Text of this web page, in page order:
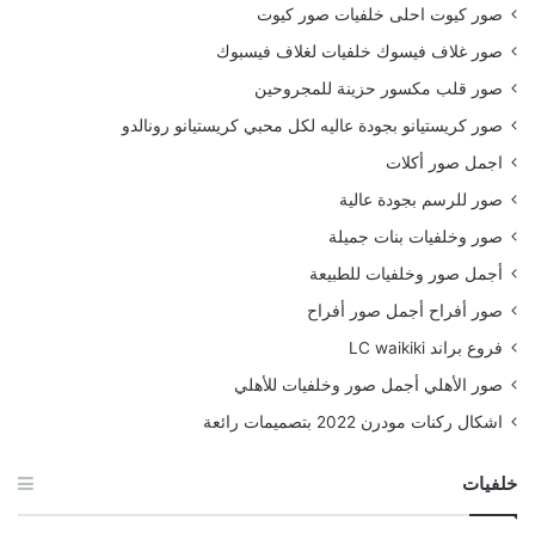
صور كيوت احلى خلفيات صور كيوت
صور غلاف فيسوك خلفيات لغلاف فيسبوك
صور قلب مكسور حزينة للمجروحين
صور كريستيانو بجودة عاليه لكل محبي كريستيانو رونالدو
اجمل صور أكلات
صور للرسم بجودة عالية
صور وخلفيات بنات جميلة
أجمل صور وخلفيات للطبيعة
صور أفراح أجمل صور أفراح
فروع براند LC waikiki
صور الأهلي أجمل صور وخلفيات للأهلي
اشكال ركنات مودرن 2022 بتصميمات رائعة
خلفيات